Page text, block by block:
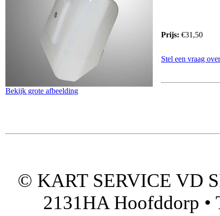
Bekijk grote afbeelding
Prijs: €31,50
Stel een vraag
© KART SERVICE VD
2131HA Hoofddorp •